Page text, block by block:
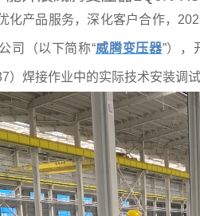
化产品服务，深化客户合作，
司（以下简称“威腾变压器”），
）焊接作业中的实际技术安装调